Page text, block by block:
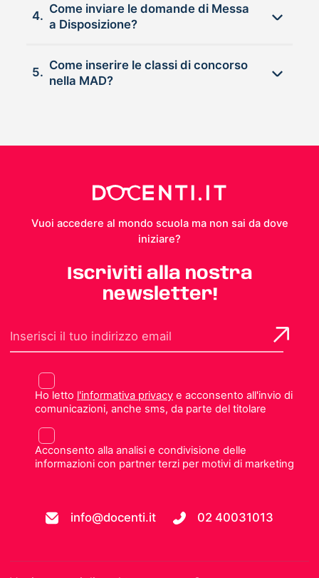
4.
Come inviare le domande di Messa
a Disposizione?
5.
Come inserire le classi di concorso
nella MAD?
Vuoi accedere al mondo scuola ma non sai da dove
iniziare?
Iscriviti alla nostra
newsletter!
Ho letto l'informativa privacye acconsento all'invio di
comunicazioni, anche sms, da parte del titolare
Acconsento alla analisi e condivisione delle
informazioni con partner terzi per motivi di marketing
info@docenti.it 02 40031013